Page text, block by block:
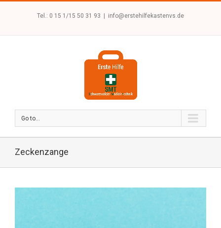
Tel.: 0 15 1/15 50 31 93 info@erstehilfekastenvs.de
Go to...
Zeckenzange